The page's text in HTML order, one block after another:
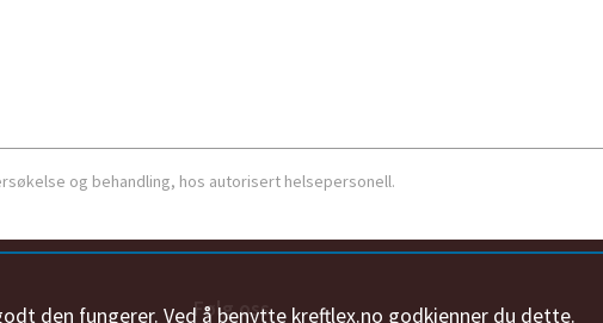
den fungerer. Ved å benytte kreftlex.no godkjenner du dette.
og behandling, hos autorisert helsepersonell.
Følg oss